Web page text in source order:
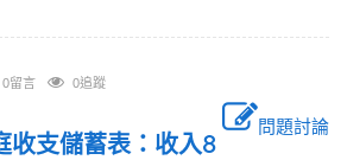
0留言 0追蹤
問題討論
收支儲蓄表：收入8